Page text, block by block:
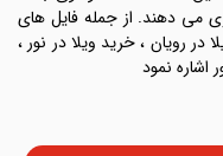
می دهند. از جمله فایل های
رویان ، خرید ویلا در نور ،
اشاره نمود